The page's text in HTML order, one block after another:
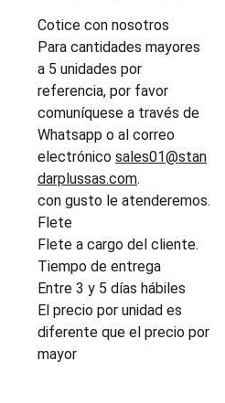
Cotice con nosotros
Para cantidades mayores
a 5 unidades por
referencia, por favor
comuníquese a través de
Whatsapp o al correo
electrónico sales01@stan
darplussas.com.
con gusto le atenderemos.
Flete
Flete a cargo del cliente.
Tiempo de entrega
Entre 3 y 5 días hábiles
El precio por unidad es
diferente que el precio por
mayor